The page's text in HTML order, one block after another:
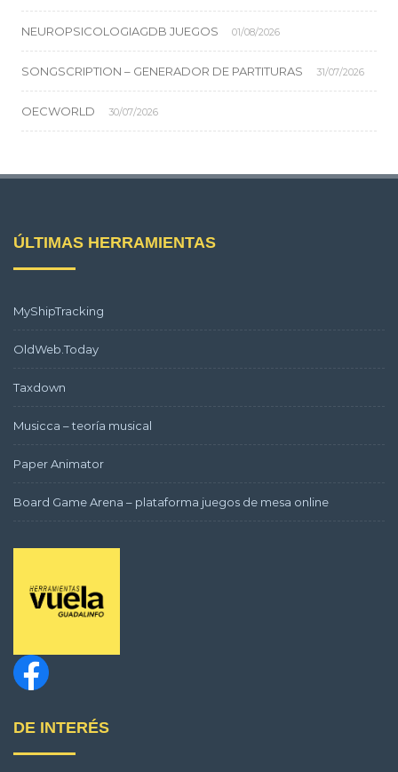
NEUROPSICOLOGIAGDB JUEGOS 01/08/2026
SONGSCRIPTION – GENERADOR DE PARTITURAS 31/07/2026
OECWORLD 30/07/2026
ÚLTIMAS HERRAMIENTAS
MyShipTracking
OldWeb.Today
Taxdown
Musicca – teoría musical
Paper Animator
Board Game Arena – plataforma juegos de mesa online
DE INTERÉS